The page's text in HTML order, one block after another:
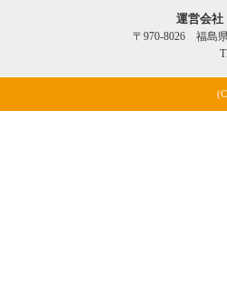
運営会
〒970-8026 福島